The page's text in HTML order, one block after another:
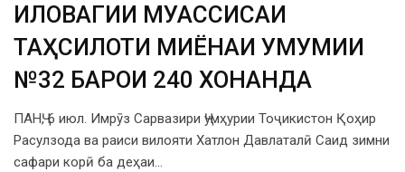
ИЛОВАГИИ МУАССИСАИ
ТАҲСИЛОТИ МИЁНАИ УМУМИИ
№32 БАРОИ 240 ХОНАНДА
ПАНҶ, 6 июл. Имрӯз Сарвазири Ҷумҳурии Тоҷикистон Қоҳир
Расулзода ва раиси вилояти Хатлон Давлаталӣ Саид зимни
сафари корӣ ба деҳаи…